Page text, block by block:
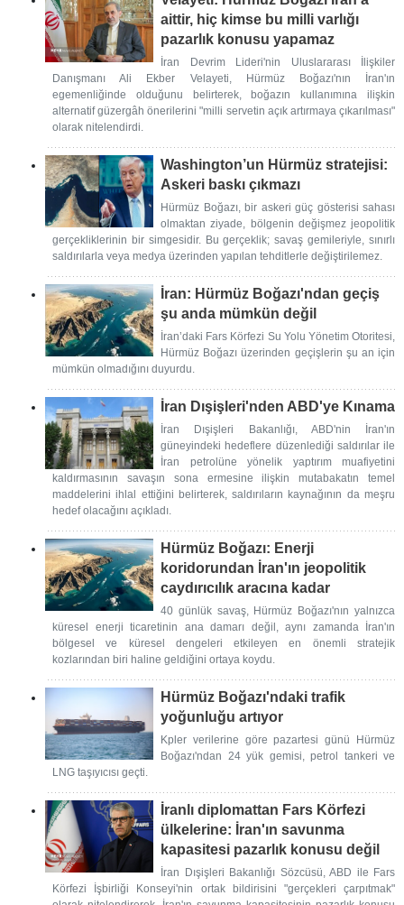
aittir, hiç kimse bu milli varlığı
pazarlık konusu yapamaz
İran Devrim Lideri'nin Uluslararası İlişkiler
Danışmanı Ali Ekber Velayeti, Hürmüz Boğazı'nın İran'ın
egemenliğinde olduğunu belirterek, boğazın kullanımına ilişkin
alternatif güzergâh önerilerini "milli servetin açık artırmaya çıkarılması"
olarak nitelendirdi.
Washington’un Hürmüz stratejisi:
Askeri baskı çıkmazı
Hürmüz Boğazı, bir askeri güç gösterisi sahası
olmaktan ziyade, bölgenin değişmez jeopolitik
gerçekliklerinin bir simgesidir. Bu gerçeklik; savaş gemileriyle, sınırlı
saldırılarla veya medya üzerinden yapılan tehditlerle değiştirilemez.
İran: Hürmüz Boğazı'ndan geçiş
şu anda mümkün değil
İran’daki Fars Körfezi Su Yolu Yönetim Otoritesi,
Hürmüz Boğazı üzerinden geçişlerin şu an için
mümkün olmadığını duyurdu.
İran Dışişleri'nden ABD'ye Kınama
İran Dışişleri Bakanlığı, ABD'nin İran'ın
güneyindeki hedeflere düzenlediği saldırılar ile
İran petrolüne yönelik yaptırım muafiyetini
kaldırmasının savaşın sona ermesine ilişkin mutabakatın temel
maddelerini ihlal ettiğini belirterek, saldırıların kaynağının da meşru
hedef olacağını açıkladı.
Hürmüz Boğazı: Enerji
koridorundan İran'ın jeopolitik
caydırıcılık aracına kadar
40 günlük savaş, Hürmüz Boğazı'nın yalnızca
küresel enerji ticaretinin ana damarı değil, aynı zamanda İran'ın
bölgesel ve küresel dengeleri etkileyen en önemli stratejik
kozlarından biri haline geldiğini ortaya koydu.
Hürmüz Boğazı'ndaki trafik
yoğunluğu artıyor
Kpler verilerine göre pazartesi günü Hürmüz
Boğazı'ndan 24 yük gemisi, petrol tankeri ve
LNG taşıyıcısı geçti.
İranlı diplomattan Fars Körfezi
ülkelerine: İran'ın savunma
kapasitesi pazarlık konusu değil
İran Dışişleri Bakanlığı Sözcüsü, ABD ile Fars
Körfezi İşbirliği Konseyi'nin ortak bildirisini "gerçekleri çarpıtmak"